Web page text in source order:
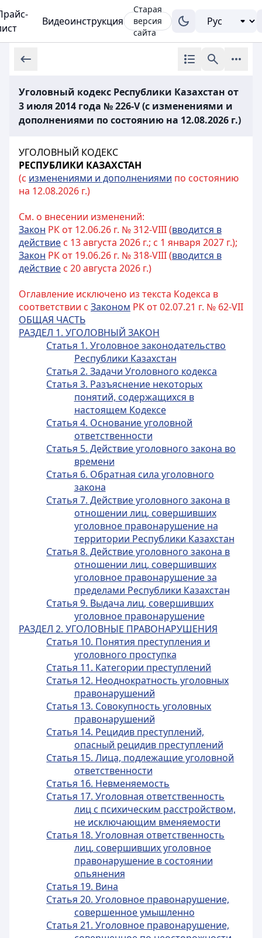
Видеоинструкция
Старая
версия
сайта
Уголовный кодекс Республики Казахстан от
3 июля 2014 года № 226-V (с изменениями и
дополнениями по состоянию на 12.08.2026 г.)
УГОЛОВНЫЙ КОДЕКС
РЕСПУБЛИКИ КАЗАХСТАН
(с изменениями и дополнениями по состоянию
на 12.08.2026 г.)
См. о внесении изменений:
Закон РК от 12.06.26 г. № 312-VIII (вводится в
действие с 13 августа 2026 г.; с 1 января 2027 г.);
Закон РК от 19.06.26 г. № 318-VIII (вводится в
действие с 20 августа 2026 г.)
Оглавление исключено из текста Кодекса в
соответствии с Законом РК от 02.07.21 г. № 62-VII
ОБЩАЯ ЧАСТЬ
РАЗДЕЛ 1. УГОЛОВНЫЙ ЗАКОН
Статья 1. Уголовное законодательство
Республики Казахстан
Статья 2. Задачи Уголовного кодекса
Статья 3. Разъяснение некоторых
понятий, содержащихся в
настоящем Кодексе
Статья 4. Основание уголовной
ответственности
Статья 5. Действие уголовного закона во
времени
Статья 6. Обратная сила уголовного
закона
Статья 7. Действие уголовного закона в
отношении лиц, совершивших
уголовное правонарушение на
территории Республики Казахстан
Статья 8. Действие уголовного закона в
отношении лиц, совершивших
уголовное правонарушение за
пределами Республики Казахстан
Статья 9. Выдача лиц, совершивших
уголовное правонарушение
РАЗДЕЛ 2. УГОЛОВНЫЕ ПРАВОНАРУШЕНИЯ
Статья 10. Понятия преступления и
уголовного проступка
Статья 11. Категории преступлений
Статья 12. Неоднократность уголовных
правонарушений
Статья 13. Совокупность уголовных
правонарушений
Статья 14. Рецидив преступлений,
опасный рецидив преступлений
Статья 15. Лица, подлежащие уголовной
ответственности
Статья 16. Невменяемость
Статья 17. Уголовная ответственность
лиц с психическим расстройством,
не исключающим вменяемости
Статья 18. Уголовная ответственность
лиц, совершивших уголовное
правонарушение в состоянии
опьянения
Статья 19. Вина
Статья 20. Уголовное правонарушение,
совершенное умышленно
Статья 21. Уголовное правонарушение,